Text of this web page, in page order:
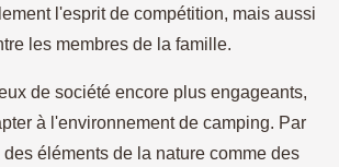
l'esprit de compétition, mais aussi
les membres de la famille.
de société encore plus engageants,
à l'environnement de camping. Par
éléments de la nature comme des